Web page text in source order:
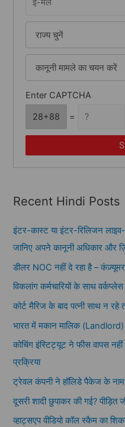
Enter CAPTCHA
28+88
=
Recent Hindi Posts
इंटर-कास्ट या इंटर-रिलिजन
जानिए अपने कानूनी अधिकार और
डीलर NOC नहीं दे रहा है –
विकलांग कर्मचारियों के साथ
कोर्ट मैरिज के बाद पत्नी साथ न रहे
भारत में मकान मालिक
कोचिंग इंस्टिट्यूट ने फीस वापस
प्रक्रिया
ट्रेवल कंपनी ने हॉलिडे पैकेज के नाम
दूसरी शादी छुपाकर की गई? पीड़ित
व्हाट्सएप वीडियो कॉल स्कैम का